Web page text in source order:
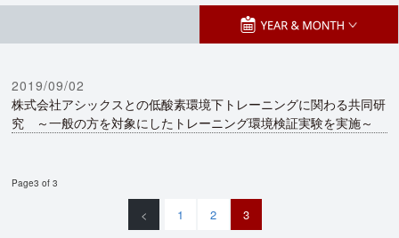
2019/09/02
株式会社アシックスとの低酸素環境下トレーニングに関わる共同研
究 ～一般の方を対象にしたトレーニング環境検証実験を実施～
Page3 of 3
< 1 2 3